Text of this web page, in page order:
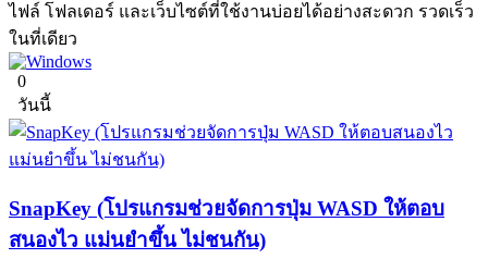
ไฟล์ โฟลเดอร์ และเว็บไซต์ที่ใช้งานบ่อยได้อย่างสะดวก รวดเร็ว
ในที่เดียว
0
วันนี้
SnapKey (โปรแกรมช่วยจัดการปุ่ม WASD ให้ตอบ
สนองไว แม่นยำขึ้น ไม่ชนกัน)